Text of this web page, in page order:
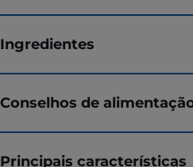
Ingredientes
Conselhos de
Principais características